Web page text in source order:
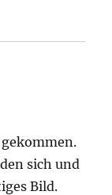
sich und
Bild.